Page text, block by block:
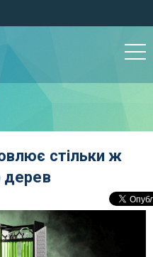
стільки ж
дерев